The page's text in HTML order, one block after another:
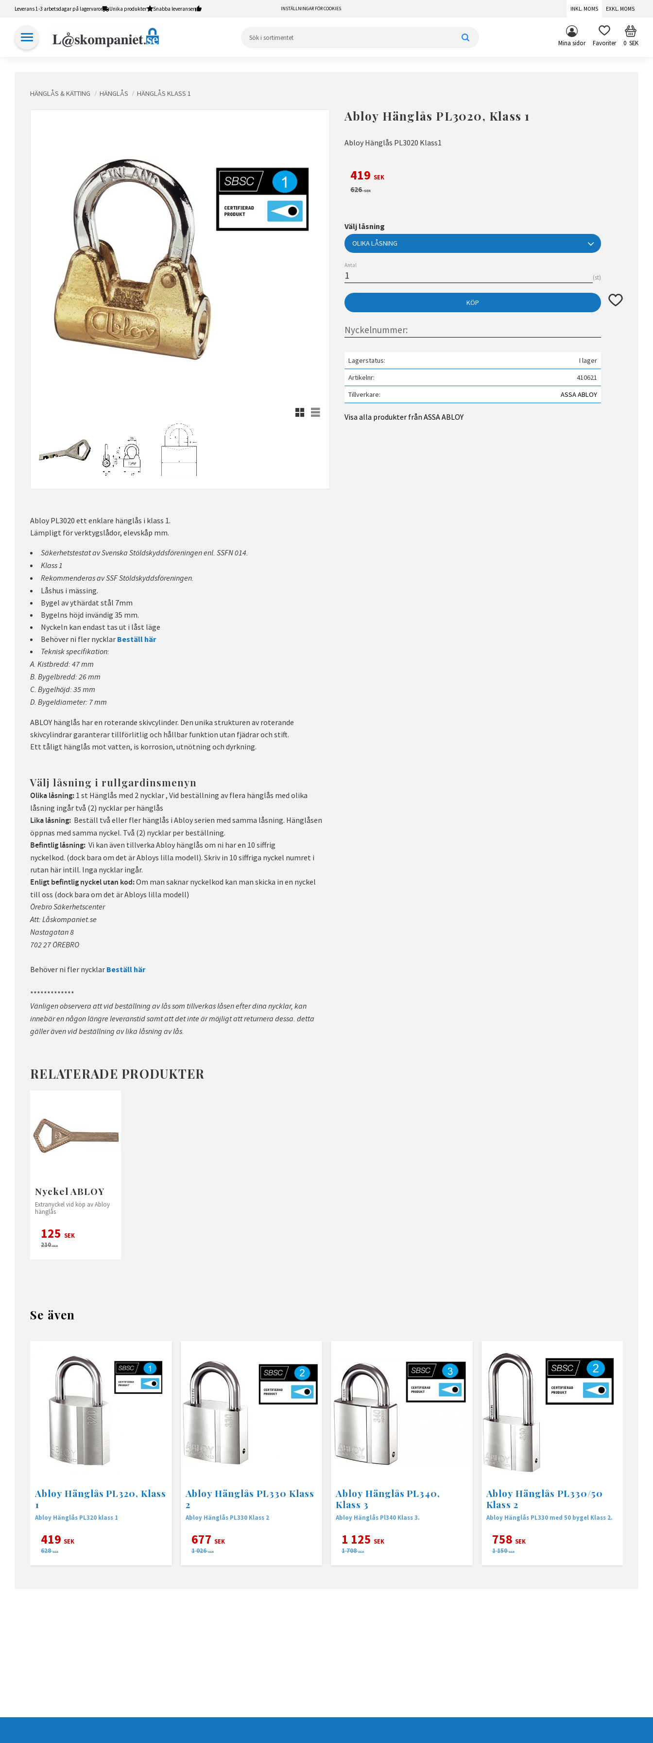
Leverans 1-3 arbetsdagar på lagervaror Unika produkter Snabba leveranser INSTÄLLNINGAR FÖR COOKIES INKL. MOMS EXKL. MOMS
Mina sidor FAVORITER 0SEK
HÄNGLÅS & KÄTTING HÄNGLÅS HÄNGLÅS KLASS 1
Abloy Hänglås PL3020, Klass 1
Abloy Hänglås PL3020 Klass1
Rutnätsvy
Listvy
Nedsatt pris:
419 SEK
Ordinarie pris:
626SEK
Välj låsning
Antal
st
KÖP Lägg till i
Lagerstatus
I lager
Artikelnr
410621
Tillverkare
ASSA ABLOY
Visa alla produkter från ASSA ABLOY
Abloy PL3020 ett enklare hänglås i klass 1.
Lämpligt för verktygslådor, elevskåp mm.
Säkerhetstestat av Svenska Stöldskyddsföreningen enl. SSFN 014.
Klass 1
Rekommenderas av SSF Stöldskyddsföreningen.
Låshus i mässing.
Bygel av ythärdat stål 7mm
Bygelns höjd invändig 35 mm.
Nyckeln kan endast tas ut i låst läge
Behöver ni fler nycklar Beställ här
Teknisk specifikation:
A. Kistbredd: 47 mm
B. Bygelbredd: 26 mm
C. Bygelhöjd: 35 mm
D. Bygeldiameter: 7 mm
ABLOY hänglås har en roterande skivcylinder. Den unika strukturen av roterande
skivcylindrar garanterar tillförlitlig och hållbar funktion utan fjädrar och stift.
Ett tåligt hänglås mot vatten, is korrosion, utnötning och dyrkning.
Välj låsning i rullgardinsmenyn
Olika låsning: 1 st Hänglås med 2 nycklar , Vid beställning av flera hänglås med olika
låsning ingår två (2) nycklar per hänglås
Lika låsning: Beställ två eller fler hänglås i Abloy serien med samma låsning. Hänglåsen
öppnas med samma nyckel. Två (2) nycklar per beställning.
Befintlig låsning: Vi kan även tillverka Abloy hänglås om ni har en 10 siffrig
nyckelkod. (dock bara om det är Abloys lilla modell). Skriv in 10 siffriga nyckel numret i
rutan här intill. Inga nycklar ingår.
Enligt befintlig nyckel utan kod:Om man saknar nyckelkod kan man skicka in en nyckel
till oss (dock bara om det är Abloys lilla modell)
Örebro Säkerhetscenter
Att: Låskompaniet.se
Nastagatan 8
702 27 ÖREBRO
Behöver ni fler nycklar Beställ här
*************
Vänligen observera att vid beställning av lås som tillverkas låsen efter dina nycklar, kan
innebär en någon längre leveranstid samt att det inte är möjligt att returnera dessa. detta
gäller även vid beställning av lika låsning av lås.
RELATERADE PRODUKTER
Nyckel ABLOY
Extranyckel vid köp av Abloy
hänglås
125 SEK
210SEK
Se även
Abloy Hänglås PL320, Klass
1
Abloy Hänglås PL320 klass 1
419 SEK
628 SEK
Abloy Hänglås PL330 Klass
2
Abloy Hänglås PL330 Klass 2
677 SEK
1 026 SEK
Abloy Hänglås PL340,
Klass 3
Abloy Hänglås Pl340 Klass 3.
1 125 SEK
1 708 SEK
Abloy Hänglås PL330/50
Klass 2
Abloy Hänglås PL330 med 50 bygel Klass 2.
758 SEK
1 150 SEK